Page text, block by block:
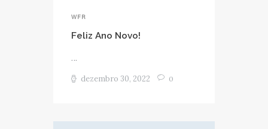
WFR
Feliz Ano Novo!
...
dezembro 30, 2022 0